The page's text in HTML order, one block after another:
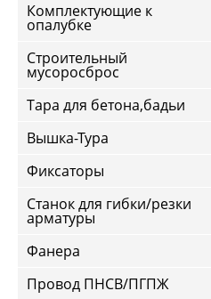
Комплектующие к
опалубке
Строительный
мусоросброс
Тара для бетона,бадьи
Вышка-Тура
Фиксаторы
Станок для гибки/резки
арматуры
Фанера
Провод ПНСВ/ПГПЖ